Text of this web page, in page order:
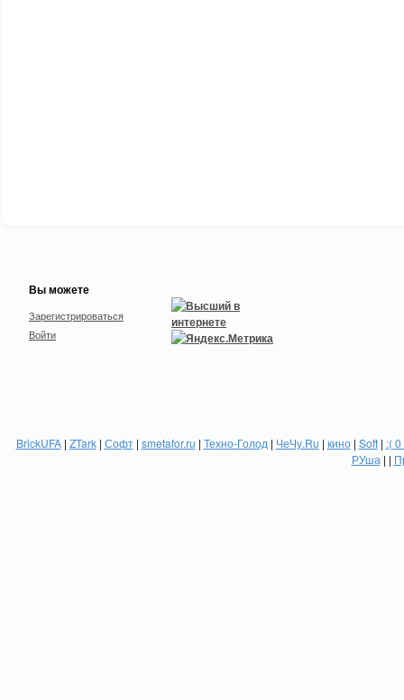
Вы можете
Зарегистрироваться
Войти
BrickUFA| ZTark| Софт| smetafor.ru | Техно-Голод | ЧеЧу.Ru | кино| Soft| :(
РУша | |